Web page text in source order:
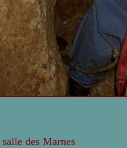
salle des Marnes